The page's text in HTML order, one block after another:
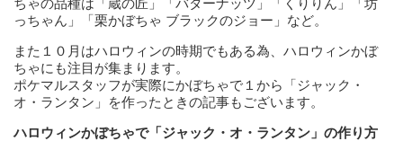
ちゃの品種は「蔵の匠」「バターナッツ」「くりりん」「坊
っちゃん」「栗かぼちゃ ブラックのジョー」など。
また１０月はハロウィンの時期でもある為、ハロウィンかぼ
ちゃにも注目が集まります。
ポケマルスタッフが実際にかぼちゃで１から「ジャック・
オ・ランタン」を作ったときの記事もございます。
ハロウィンかぼちゃで「ジャック・オ・ランタン」の作り方